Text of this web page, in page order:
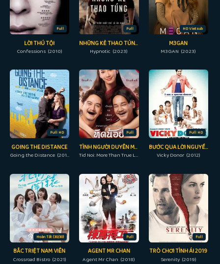
Full
LỜI THÚ TỘI
Confessions (2010)
Full
NHỮNG KẺ THAO TÚNG
Hypnotic (2023)
HD Vietsub
M3GAN
M3GAN (2023)
Full HD
GOING THE DISTANCE
Going the Distance (2010)
Full
TÌNH NGƯỜI DUYÊN MA: NGOẠI TRUYỆN
Tid Noi: More Than True Love (2023)
Full HD
BƯỚC QUA LỜI NGUYỀN
Vicky Donor (2012)
Hoàn Tất (30/30)
BẮC TRIỆT NAM VIÊN
Crossroad Bistro (2021)
Full
AGENT MR CHAN
Agent Mr Chan (2018)
Full
TRÒ CHƠI TÌNH ÁI 2019
Serenity (2019)